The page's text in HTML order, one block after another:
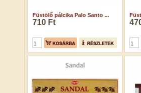
Füstölő pálcika Palo Santo ...
710 Ft